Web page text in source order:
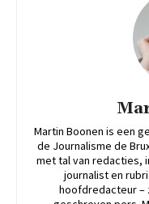
Martin Boonen is een
de Journalisme de
met tal van redacties,
journalist en
hoofdredacteur –